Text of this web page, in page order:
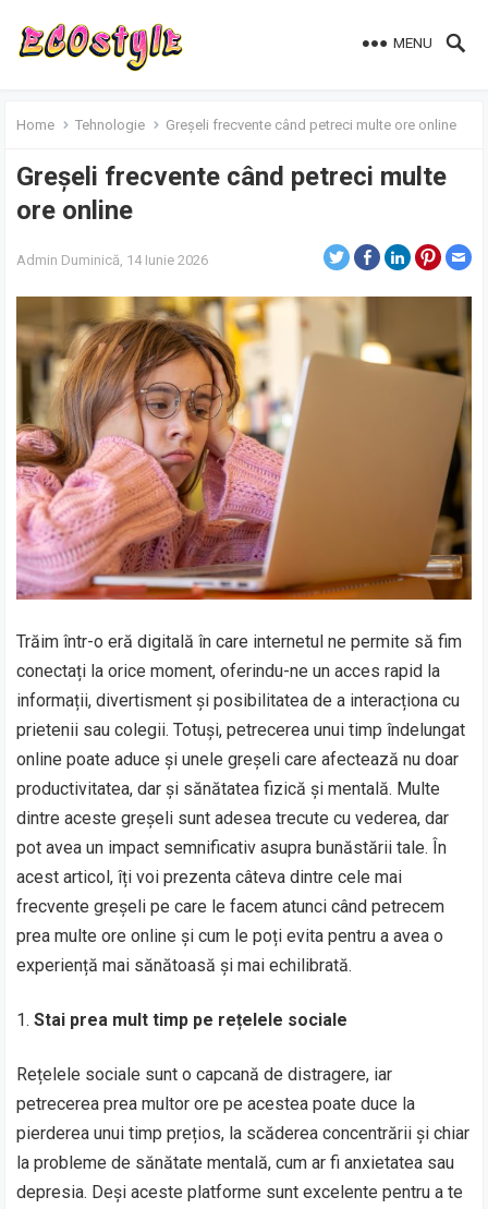
MENU
Home Tehnologie Greșeli frecvente când petreci multe ore online
Greșeli frecvente când petreci multe
ore online
Admin Duminică, 14 Iunie 2026
Trăim într-o eră digitală în care internetul ne permite să fim
conectați la orice moment, oferindu-ne un acces rapid la
informații, divertisment și posibilitatea de a interacționa cu
prietenii sau colegii. Totuși, petrecerea unui timp îndelungat
online poate aduce și unele greșeli care afectează nu doar
productivitatea, dar și sănătatea fizică și mentală. Multe
dintre aceste greșeli sunt adesea trecute cu vederea, dar
pot avea un impact semnificativ asupra bunăstării tale. În
acest articol, îți voi prezenta câteva dintre cele mai
frecvente greșeli pe care le facem atunci când petrecem
prea multe ore online și cum le poți evita pentru a avea o
experiență mai sănătoasă și mai echilibrată.
Stai prea mult timp pe rețelele sociale
Rețelele sociale sunt o capcană de distragere, iar
petrecerea prea multor ore pe acestea poate duce la
pierderea unui timp prețios, la scăderea concentrării și chiar
la probleme de sănătate mentală, cum ar fi anxietatea sau
depresia. Deși aceste platforme sunt excelente pentru a te